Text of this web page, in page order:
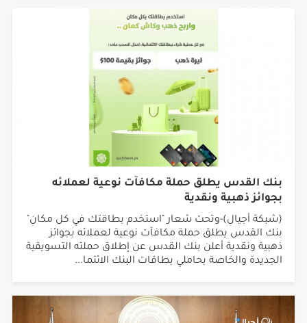
بنك القدس يطلق حملة مكافآت نوعية لعملائه
بجوائز ذهبية ونقدية
(شبكة أجيال)-وتحت شعار "استخدم بطاقتك في كل مكان"
بنك القدس يطلق حملة مكافآت نوعية لعملائه بجوائز
ذهبية ونقدية أعلن بنك القدس عن إطلاق حملته التسويقية
الجديدة والخاصة بحاملي بطاقات البنك الائتما...